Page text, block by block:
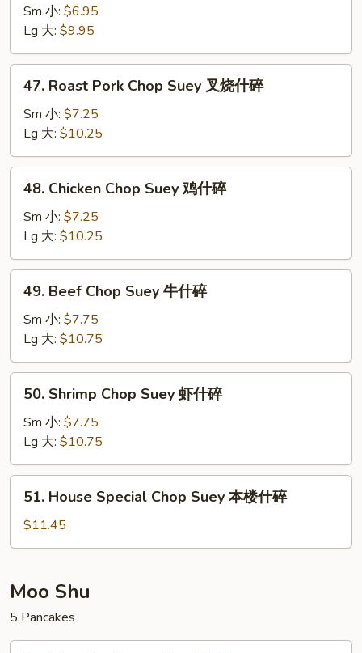
Chop
Suey
菜
什
Sm 小: $6.95
Lg 大: $9.95
Roast
Pork
Chop
Suey
叉
47. Roast Pork Chop Suey 叉烧什碎
Sm 小: $7.25
Lg 大: $10.25
Chicken
Chop
Suey
鸡
什
48. Chicken Chop Suey 鸡什碎
Sm 小: $7.25
Lg 大: $10.25
Beef
Chop
Suey
牛
什
49. Beef Chop Suey 牛什碎
Sm 小: $7.75
Lg 大: $10.75
Shrimp
Chop
Suey
虾
什
50. Shrimp Chop Suey 虾什碎
Sm 小: $7.75
Lg 大: $10.75
House
Special
Chop
本
楼
什
碎
51. House Special Chop Suey 本楼什碎
$11.45
Moo Shu
5 Pancakes